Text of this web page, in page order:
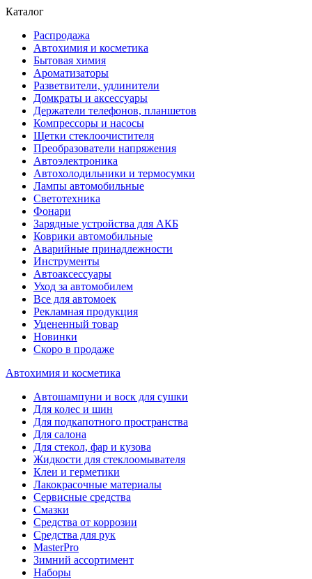
Каталог
Распродажа
Автохимия и косметика
Бытовая химия
Ароматизаторы
Разветвители, удлинители
Домкраты и аксессуары
Держатели телефонов, планшетов
Компрессоры и насосы
Щетки стеклоочистителя
Преобразователи напряжения
Автоэлектроника
Автохолодильники и термосумки
Лампы автомобильные
Светотехника
Фонари
Зарядные устройства для АКБ
Коврики автомобильные
Аварийные принадлежности
Инструменты
Автоаксессуары
Уход за автомобилем
Все для автомоек
Рекламная продукция
Уцененный товар
Новинки
Скоро в продаже
Автохимия и косметика
Автошампуни и воск для сушки
Для колес и шин
Для подкапотного пространства
Для салона
Для стекол, фар и кузова
Жидкости для стеклоомывателя
Клеи и герметики
Лакокрасочные материалы
Сервисные средства
Смазки
Средства от коррозии
Средства для рук
MasterPro
Зимний ассортимент
Наборы